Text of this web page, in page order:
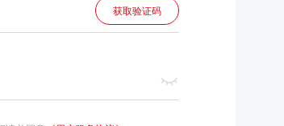
获取验证码